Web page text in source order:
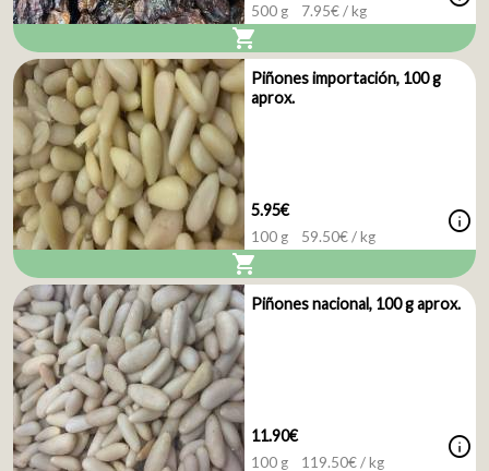
500 g 7.95€ / kg
shopping_cart
Piñones importación, 100 g
aprox.
5.95€
100 g 59.50€ / kg info
shopping_cart
Piñones nacional, 100 g aprox.
11.90€
100 g 119.50€ / kg info